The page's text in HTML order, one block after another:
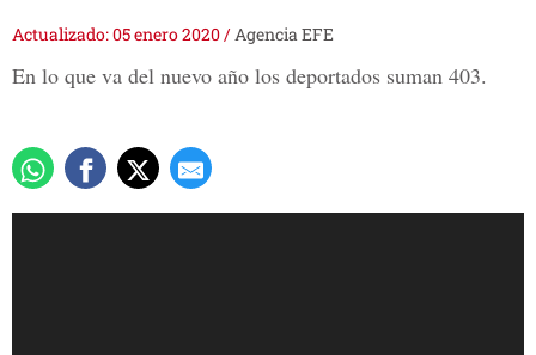
Actualizado: 05 enero 2020/Agencia EFE
En lo que va del nuevo año los deportados suman 403.